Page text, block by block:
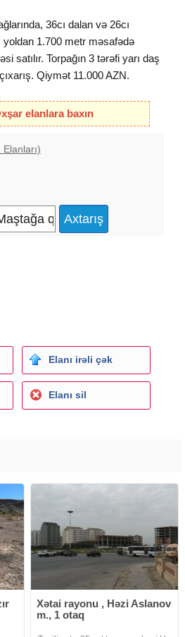
36cı dalan və 26cı
1.700 metr məsafədə
satılır. Torpağın 3 tərəfi yarı daş
Qiymət 11.000 AZN.
elanlara baxın
Elanları)
Elanı irəli çək
Elanı sil
Xətai rayonu , Həzi Aslanov
m., 1 otaq